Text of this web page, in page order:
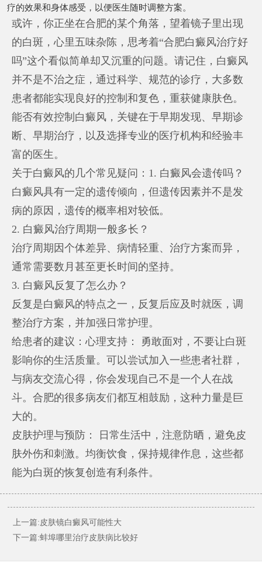
疗的效果和身体感受，以便医生随时调整方案。
或许，你正坐在合肥的某个角落，望着镜子里出现
的白斑，心里五味杂陈，思考着“合肥白癜风治疗好
吗”这个看似简单却又沉重的问题。请记住，白癜风
并不是不治之症，通过科学、规范的诊疗，大多数
患者都能实现良好的控制和复色，重获健康肤色。
能否有效控制白癜风，关键在于早期发现、早期诊
断、早期治疗，以及选择专业的医疗机构和经验丰
富的医生。
关于白癜风的几个常见疑问：1. 白癜风会遗传吗？
白癜风具有一定的遗传倾向，但遗传因素并不是发
病的原因，遗传的概率相对较低。
2. 白癜风治疗周期一般多长？
治疗周期因个体差异、病情轻重、治疗方案而异，
通常需要数月甚至更长时间的坚持。
3. 白癜风反复了怎么办？
反复是白癜风的特点之一，反复后应及时就医，调
整治疗方案，并加强日常护理。
给患者的建议：心理支持： 勇敢面对，不要让白斑
影响你的生活质量。可以尝试加入一些患者社群，
与病友交流心得，你会发现自己不是一个人在战
斗。合肥的很多病友们都互相鼓励，这种力量是巨
大的。
皮肤护理与预防： 日常生活中，注意防晒，避免皮
肤外伤和刺激。均衡饮食，保持规律作息，这些都
能为白斑的恢复创造有利条件。
上一篇:皮肤镜白癜风可能性大
下一篇:蚌埠哪里治疗皮肤病比较好